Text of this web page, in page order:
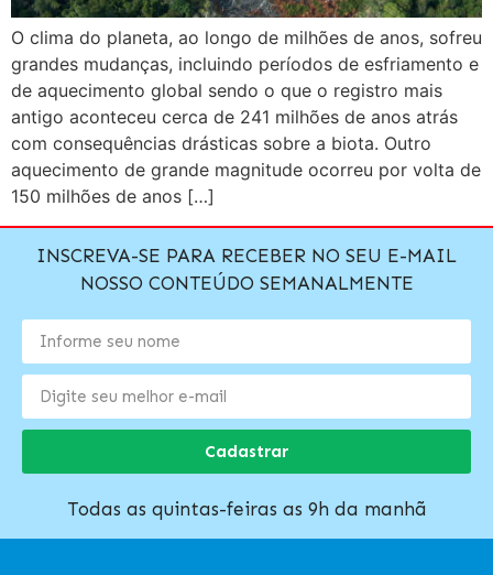
O clima do planeta, ao longo de milhões de anos, sofreu
grandes mudanças, incluindo períodos de esfriamento e
de aquecimento global sendo o que o registro mais
antigo aconteceu cerca de 241 milhões de anos atrás
com consequências drásticas sobre a biota. Outro
aquecimento de grande magnitude ocorreu por volta de
150 milhões de anos […]
INSCREVA-SE PARA RECEBER NO SEU E-MAIL
NOSSO CONTEÚDO SEMANALMENTE
Cadastrar
Todas as quintas-feiras as 9h da manhã